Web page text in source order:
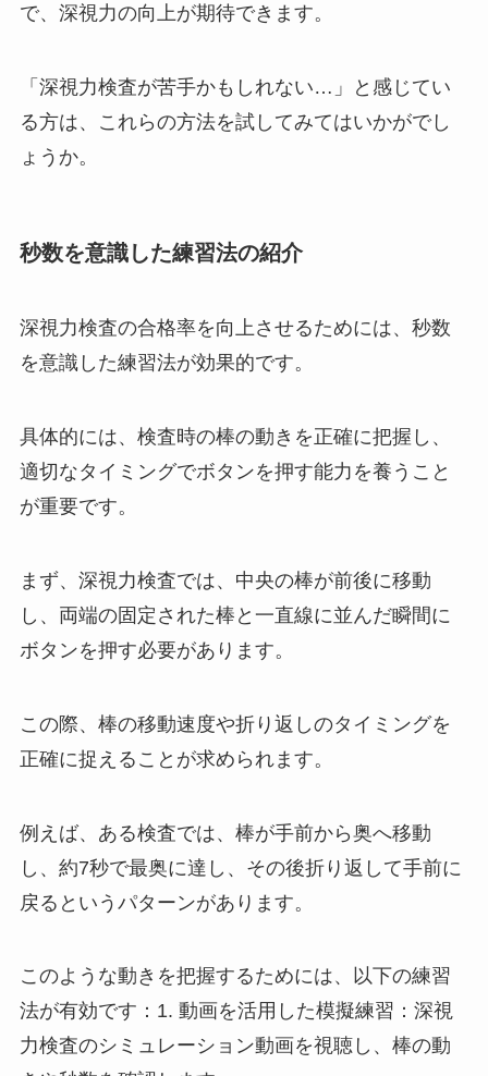
で、深視力の向上が期待できます。
「深視力検査が苦手かもしれない…」と感じてい
る方は、これらの方法を試してみてはいかがでし
ょうか。
秒数を意識した練習法の紹介
深視力検査の合格率を向上させるためには、秒数
を意識した練習法が効果的です。
具体的には、検査時の棒の動きを正確に把握し、
適切なタイミングでボタンを押す能力を養うこと
が重要です。
まず、深視力検査では、中央の棒が前後に移動
し、両端の固定された棒と一直線に並んだ瞬間に
ボタンを押す必要があります。
この際、棒の移動速度や折り返しのタイミングを
正確に捉えることが求められます。
例えば、ある検査では、棒が手前から奥へ移動
し、約7秒で最奥に達し、その後折り返して手前に
戻るというパターンがあります。
このような動きを把握するためには、以下の練習
法が有効です：1. 動画を活用した模擬練習：深視
力検査のシミュレーション動画を視聴し、棒の動